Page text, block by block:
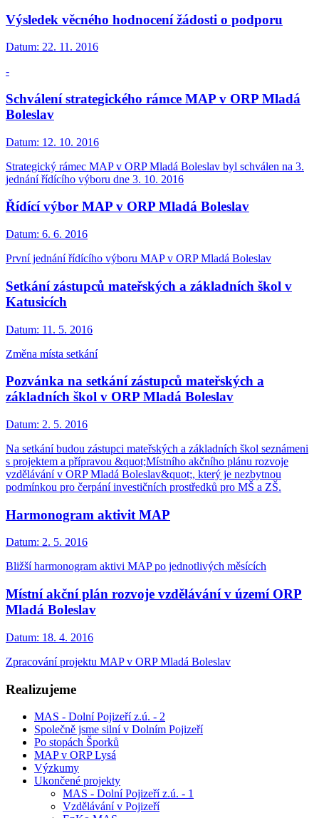
Výsledek věcného hodnocení žádosti o podporu
Datum: 22. 11. 2016
-
Schválení strategického rámce MAP v ORP Mladá
Boleslav
Datum: 12. 10. 2016
Strategický rámec MAP v ORP Mladá Boleslav byl schválen na 3.
jednání řídícího výboru dne 3. 10. 2016
Řídící výbor MAP v ORP Mladá Boleslav
Datum: 6. 6. 2016
První jednání řídícího výboru MAP v ORP Mladá Boleslav
Setkání zástupců mateřských a základních škol v
Katusicích
Datum: 11. 5. 2016
Změna místa setkání
Pozvánka na setkání zástupců mateřských a
základních škol v ORP Mladá Boleslav
Datum: 2. 5. 2016
Na setkání budou zástupci mateřských a základních škol seznámeni
s projektem a přípravou &quot;Místního akčního plánu rozvoje
vzdělávání v ORP Mladá Boleslav&quot;, který je nezbytnou
podmínkou pro čerpání investičních prostředků pro MŠ a ZŠ.
Harmonogram aktivit MAP
Datum: 2. 5. 2016
Bližší harmonogram aktivi MAP po jednotlivých měsících
Místní akční plán rozvoje vzdělávání v území ORP
Mladá Boleslav
Datum: 18. 4. 2016
Zpracování projektu MAP v ORP Mladá Boleslav
Realizujeme
MAS - Dolní Pojizeří z.ú. - 2
Společně jsme silní v Dolním Pojizeří
Po stopách Šporků
MAP v ORP Lysá
Výzkumy
Ukončené projekty
MAS - Dolní Pojizeří z.ú. - 1
Vzdělávání v Pojizeří